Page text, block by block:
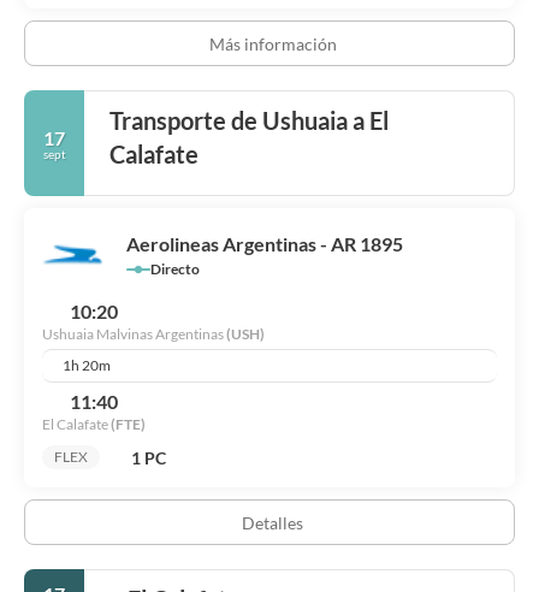
Más información
17
sept
Transporte de Ushuaia a El
Calafate
Aerolineas Argentinas - AR 1895
Directo
10:20
Ushuaia Malvinas Argentinas(USH)
1h 20m
11:40
El Calafate(FTE)
FLEX
1 PC
Detalles